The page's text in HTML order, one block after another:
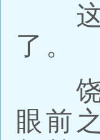
这
了。
饶
眼前